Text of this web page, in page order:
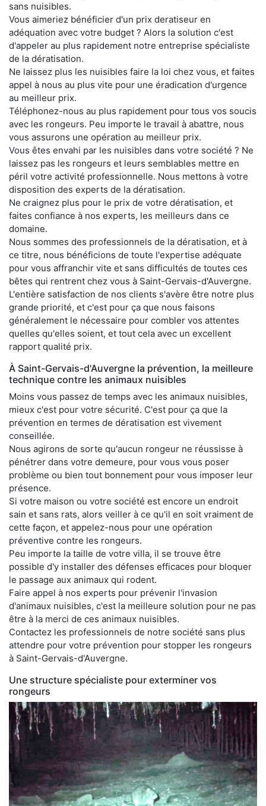
sans nuisibles.
Vous aimeriez bénéficier d'un prix deratiseur en
adéquation avec votre budget ? Alors la solution c'est
d'appeler au plus rapidement notre entreprise spécialiste
de la dératisation.
Ne laissez plus les nuisibles faire la loi chez vous, et faites
appel à nous au plus vite pour une éradication d'urgence
au meilleur prix.
Téléphonez-nous au plus rapidement pour tous vos soucis
avec les rongeurs. Peu importe le travail à abattre, nous
vous assurons une opération au meilleur prix.
Vous êtes envahi par les nuisibles dans votre société ? Ne
laissez pas les rongeurs et leurs semblables mettre en
péril votre activité professionnelle. Nous mettons à votre
disposition des experts de la dératisation.
Ne craignez plus pour le prix de votre dératisation, et
faites confiance à nos experts, les meilleurs dans ce
domaine.
Nous sommes des professionnels de la dératisation, et à
ce titre, nous bénéficions de toute l'expertise adéquate
pour vous affranchir vite et sans difficultés de toutes ces
bêtes qui rentrent chez vous à Saint-Gervais-d'Auvergne.
L'entière satisfaction de nos clients s'avère être notre plus
grande priorité, et c'est pour ça que nous faisons
généralement le nécessaire pour combler vos attentes
quelles qu'elles soient, et tout cela avec un excellent
rapport qualité prix.
À Saint-Gervais-d'Auvergne la prévention, la meilleure
technique contre les animaux nuisibles
Moins vous passez de temps avec les animaux nuisibles,
mieux c'est pour votre sécurité. C'est pour ça que la
prévention en termes de dératisation est vivement
conseillée.
Nous agirons de sorte qu'aucun rongeur ne réussisse à
pénétrer dans votre demeure, pour vous vous poser
problème ou bien tout bonnement pour vous imposer leur
présence.
Si votre maison ou votre société est encore un endroit
sain et sans rats, alors veiller à ce qu'il en soit vraiment de
cette façon, et appelez-nous pour une opération
préventive contre les rongeurs.
Peu importe la taille de votre villa, il se trouve être
possible d'y installer des défenses efficaces pour bloquer
le passage aux animaux qui rodent.
Faire appel à nos experts pour prévenir l'invasion
d'animaux nuisibles, c'est la meilleure solution pour ne pas
être à la merci de ces animaux nuisibles.
Contactez les professionnels de notre société sans plus
attendre pour votre prévention pour stopper les rongeurs
à Saint-Gervais-d'Auvergne.
Une structure spécialiste pour exterminer vos
rongeurs